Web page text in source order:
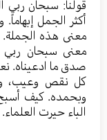
قولنا: سبحان
أكثر الجمل
معنى هذه
معنى سبحان ربي
صدق ما ادعيناه.
كل نقص وعيب،
وبحمده. كيف أسبح
الباء حيرت العلماء.